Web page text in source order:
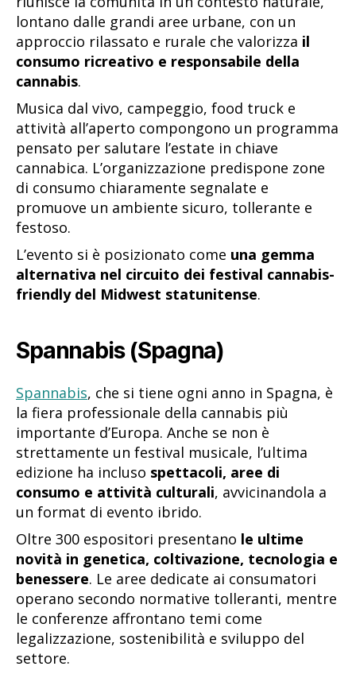
lontano dalle grandi aree urbane, con un
approccio rilassato e rurale che valorizza il
consumo ricreativo e responsabile della
cannabis.
Musica dal vivo, campeggio, food truck e
attività all’aperto compongono un programma
pensato per salutare l’estate in chiave
cannabica. L’organizzazione predispone zone
di consumo chiaramente segnalate e
promuove un ambiente sicuro, tollerante e
festoso.
L’evento si è posizionato come una gemma
alternativa nel circuito dei festival cannabis-
friendly del Midwest statunitense.
Spannabis (Spagna)
Spannabis, che si tiene ogni anno in Spagna, è
la fiera professionale della cannabis più
importante d’Europa. Anche se non è
strettamente un festival musicale, l’ultima
edizione ha incluso spettacoli, aree di
consumo e attività culturali, avvicinandola a
un format di evento ibrido.
Oltre 300 espositori presentano le ultime
novità in genetica, coltivazione, tecnologia e
benessere. Le aree dedicate ai consumatori
operano secondo normative tolleranti, mentre
le conferenze affrontano temi come
legalizzazione, sostenibilità e sviluppo del
settore.